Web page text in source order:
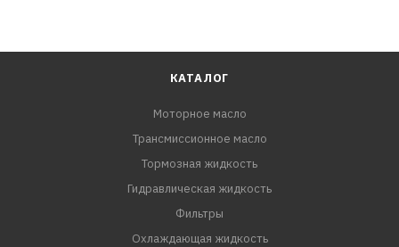
КАТАЛОГ
Моторное масло
Трансмиссионное масло
Тормозная жидкость
Гидравлическая жидкость
Фильтры
Охлаждающая жидкость